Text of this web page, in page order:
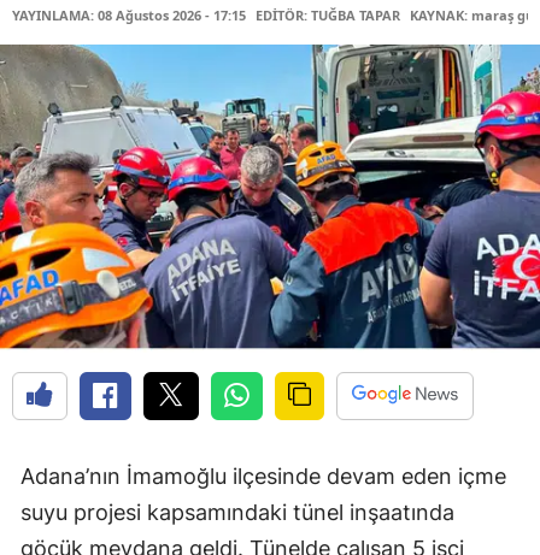
YAYINLAMA: 08 Ağustos 2026 - 17:15 EDİTÖR: TUĞBA TAPAR KAYNAK: maraş
Adana’nın İmamoğlu ilçesinde devam eden içme
suyu projesi kapsamındaki tünel inşaatında
göçük meydana geldi. Tünelde çalışan 5 işçi